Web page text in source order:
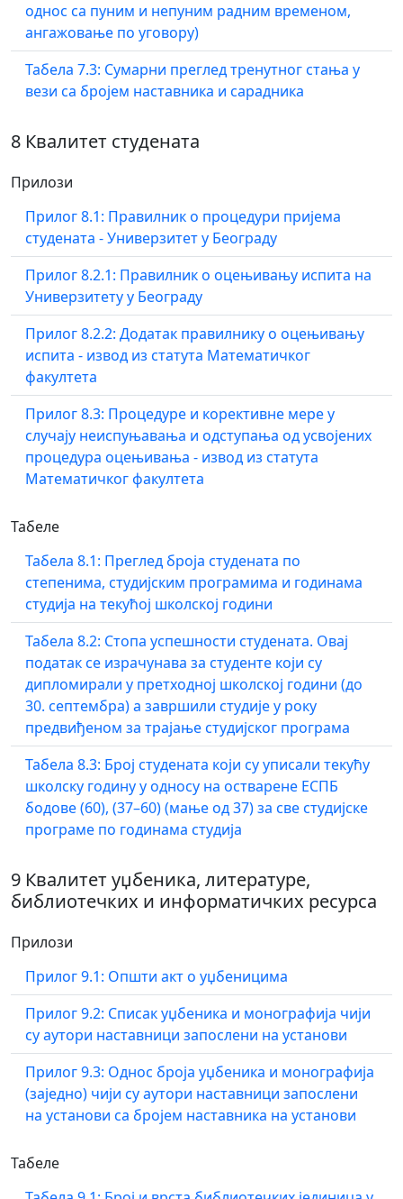
однос са пуним и непуним радним временом,
ангажовање по уговору)
Табела 7.3: Сумарни преглед тренутног стања у
вези са бројем наставника и сарадника
8 Квалитет студената
Прилози
Прилог 8.1: Правилник о процедури пријема
студената - Универзитет у Београду
Прилог 8.2.1: Правилник о оцењивању испита на
Универзитету у Београду
Прилог 8.2.2: Додатак правилнику о оцењивању
испита - извод из статута Математичког
факултета
Прилог 8.3: Процедуре и корективне мере у
случају неиспуњавања и одступања од усвојених
процедура оцењивања - извод из статута
Математичког факултета
Табеле
Табела 8.1: Преглед броја студената по
степенима, студијским програмима и годинама
студија на текућој школској години
Табела 8.2: Стопа успешности студената. Овај
податак се израчунава за студенте који су
дипломирали у претходној школској години (до
30. септембра) а завршили студије у року
предвиђеном за трајање студијског програма
Табела 8.3: Број студената који су уписали текућу
школску годину у односу на остварене ЕСПБ
бодове (60), (37–60) (мање од 37) за све студијске
програме по годинама студија
9 Квалитет уџбеника, литературе,
библиотечких и информатичких ресурса
Прилози
Прилог 9.1: Општи акт о уџбеницима
Прилог 9.2: Списак уџбеника и монографија чији
су аутори наставници запослени на установи
Прилог 9.3: Однос броја уџбеника и монографија
(заједно) чији су аутори наставници запослени
на установи са бројем наставника на установи
Табеле